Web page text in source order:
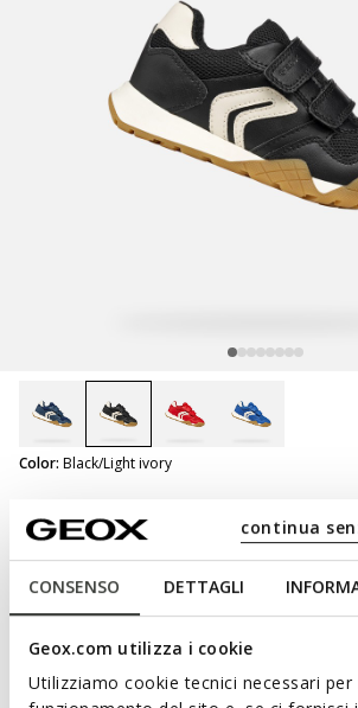
CONSENSO DETTAGLI
Geox.com utilizza i cookie
Utilizziamo cookie tecnici necessari
continua
Rann-E Junior
Hard toe sneakers
Color: Black/Light ivory
selected
NOT SHOPPABLE